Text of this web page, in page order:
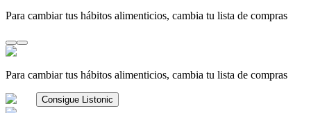
Para cambiar tus hábitos alimenticios, cambia tu lista de compras
Para cambiar tus hábitos alimenticios, cambia tu lista de compras
Consigue Listonic